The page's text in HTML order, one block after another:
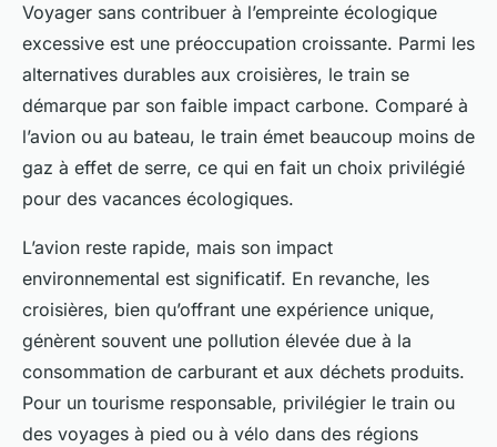
Voyager sans contribuer à l’empreinte écologique
excessive est une préoccupation croissante. Parmi les
alternatives durables aux croisières, le train se
démarque par son faible impact carbone. Comparé à
l’avion ou au bateau, le train émet beaucoup moins de
gaz à effet de serre, ce qui en fait un choix privilégié
pour des vacances écologiques.
L’avion reste rapide, mais son impact
environnemental est significatif. En revanche, les
croisières, bien qu’offrant une expérience unique,
génèrent souvent une pollution élevée due à la
consommation de carburant et aux déchets produits.
Pour un tourisme responsable, privilégier le train ou
des voyages à pied ou à vélo dans des régions